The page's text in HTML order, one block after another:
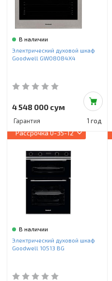
В наличии
Электрический духовой шкаф
Goodwell GWO8084X4
4 548 000 сум
Гарантия 1 год
Рассрочка0-35-12
В наличии
Электрический духовой шкаф
Goodwell 10513 BG